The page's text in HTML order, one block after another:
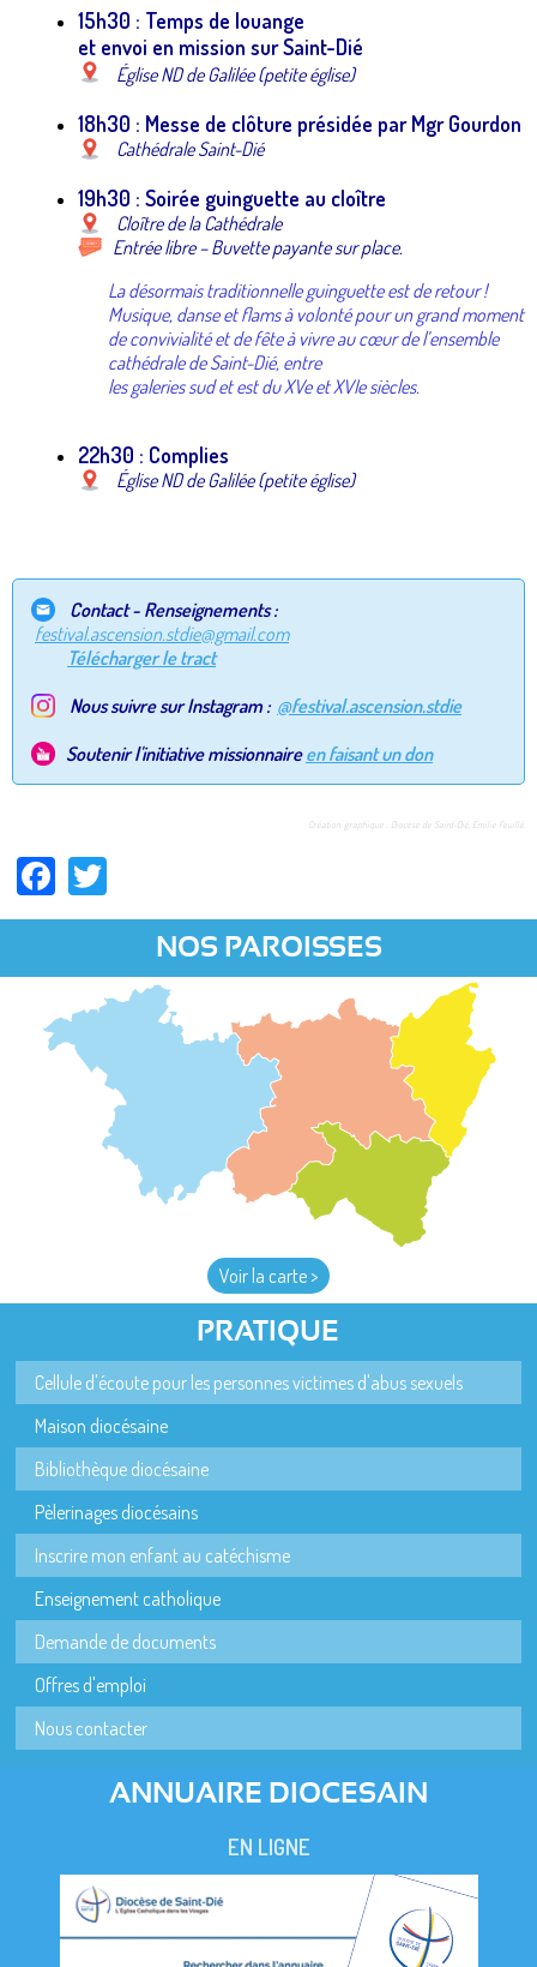
15h30 : Temps de louange
et envoi en mission sur Saint-Dié
Église ND de Galilée (petite église)
18h30 : Messe de clôture présidée par Mgr Gourdon
Cathédrale Saint-Dié
19h30 : Soirée guinguette au cloître
Cloître de la Cathédrale
Entrée libre – Buvette payante sur place.
La désormais traditionnelle guinguette est de retour !
Musique, danse et flams à volonté pour un grand moment
de convivialité et de fête à vivre au cœur de l’ensemble
cathédrale de Saint-Dié, entre
les galeries sud et est du XVe et XVIe siècles.
22h30 : Complies
Église ND de Galilée (petite église)
Contact - Renseignements :
festival.ascension.stdie@gmail.com
Télécharger le tract
Nous suivre sur Instagram : @festival.ascension.stdie
Soutenir l'initiative missionnaire en faisant un don
Création graphique : Diocèse de Saint-Dié, Émilie Feuillé.
Facebook
NOS PAROISSES
Voir la carte >
PRATIQUE
Cellule d'écoute pour les personnes victimes d'abus sexuels
Maison diocésaine
Bibliothèque diocésaine
Pèlerinages diocésains
Inscrire mon enfant au catéchisme
Enseignement catholique
Demande de documents
Offres d'emploi
Nous contacter
ANNUAIRE DIOCESAIN
EN LIGNE